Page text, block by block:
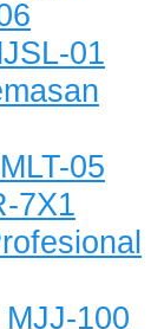
01
05
7X1
100